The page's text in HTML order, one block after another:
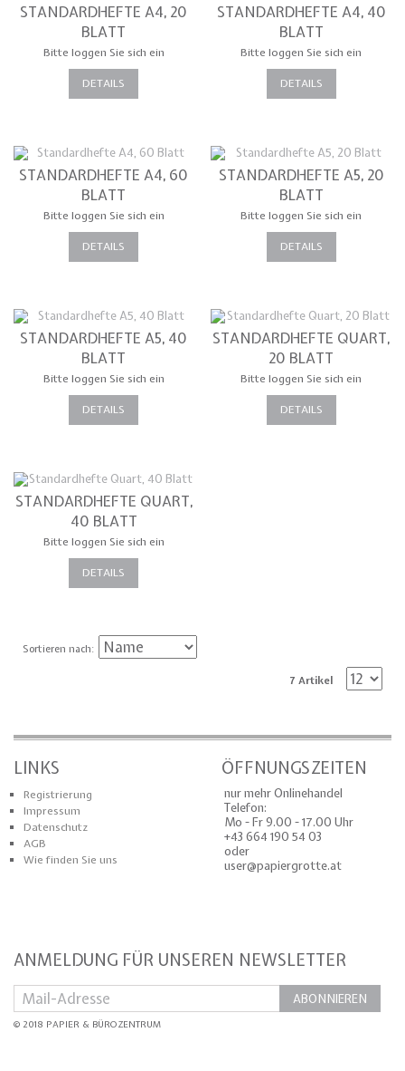
STANDARDHEFTE A4, 20
BLATT
Bitte loggen Sie sich ein
DETAILS
STANDARDHEFTE A4, 40
BLATT
Bitte loggen Sie sich ein
DETAILS
STANDARDHEFTE A4, 60
BLATT
Bitte loggen Sie sich ein
DETAILS
STANDARDHEFTE A5, 20
BLATT
Bitte loggen Sie sich ein
DETAILS
STANDARDHEFTE A5, 40
BLATT
Bitte loggen Sie sich ein
DETAILS
STANDARDHEFTE QUART,
20 BLATT
Bitte loggen Sie sich ein
DETAILS
STANDARDHEFTE QUART,
40 BLATT
Bitte loggen Sie sich ein
DETAILS
Sortieren nach
7 Artikel
LINKS
Registrierung
Impressum
Datenschutz
AGB
Wie finden Sie uns
ANMELDUNG FÜR UNSEREN NEWSLETTER
ABONNIEREN
ÖFFNUNGSZEITEN
nur mehr Onlinehandel
Telefon:
Mo - Fr 9.00 - 17.00 Uhr
+43 664 190 54 03
oder
user@papiergrotte.at
© 2018 PAPIER & BÜROZENTRUM